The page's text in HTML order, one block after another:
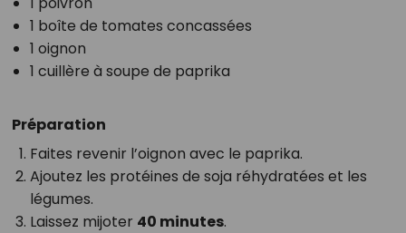
1 boîte de tomates concassées
1 oignon
1 cuillère à soupe de paprika
Préparation
Faites revenir l’oignon avec le paprika.
Ajoutez les protéines de soja réhydratées et les
légumes.
Laissez mijoter 40 minutes.